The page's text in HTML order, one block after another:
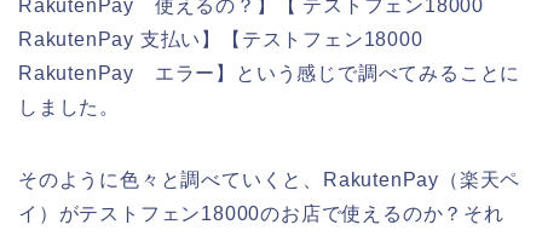
RakutenPay 使えるの？】【 テストフェン18000
RakutenPay 支払い】【テストフェン18000
RakutenPay エラー】という感じで調べてみることに
しました。
そのように色々と調べていくと、RakutenPay（楽天ペ
イ）がテストフェン18000のお店で使えるのか？それ